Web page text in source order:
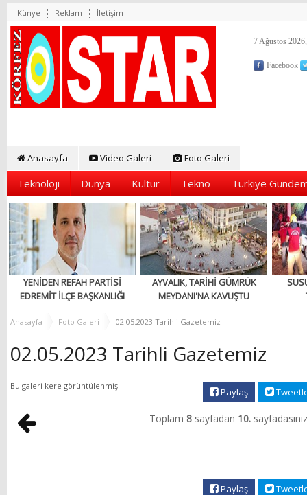
Künye Reklam İletişim
7 Ağustos
Facebook
Anasayfa Video Galeri Foto Galeri
Teknoloji Dünya Kültür Tekno Türkiye
YENİDEN REFAH PARTİSİ
EDREMİT İLÇE BAŞKANLIĞI
AÇILIYOR!
AYVALIK, TARİHİ GÜMRÜK
MEYDANI'NA KAVUŞTU
Anasayfa Foto Galeri 02.05.2023 Tarihli Gazetemiz
02.05.2023 Tarihli Gazetemiz
Bu galeri kere görüntülenmiş.
Paylaş
Toplam 8 sayfadan 10.
Paylaş